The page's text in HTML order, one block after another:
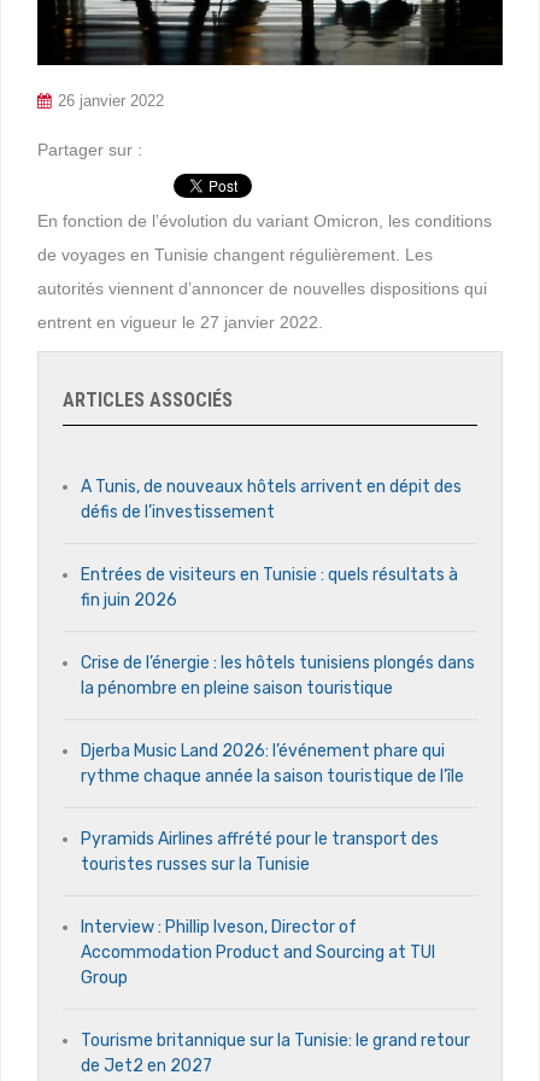
26 janvier 2022
Partager sur :
En fonction de l’évolution du variant Omicron, les conditions
de voyages en Tunisie changent régulièrement. Les
autorités viennent d’annoncer de nouvelles dispositions qui
entrent en vigueur le 27 janvier 2022.
ARTICLES ASSOCIÉS
A Tunis, de nouveaux hôtels arrivent en dépit des
défis de l’investissement
Entrées de visiteurs en Tunisie : quels résultats à
fin juin 2026
Crise de l’énergie : les hôtels tunisiens plongés dans
la pénombre en pleine saison touristique
Djerba Music Land 2026: l’événement phare qui
rythme chaque année la saison touristique de l’île
Pyramids Airlines affrété pour le transport des
touristes russes sur la Tunisie
Interview : Phillip Iveson, Director of
Accommodation Product and Sourcing at TUI
Group
Tourisme britannique sur la Tunisie: le grand retour
de Jet2 en 2027